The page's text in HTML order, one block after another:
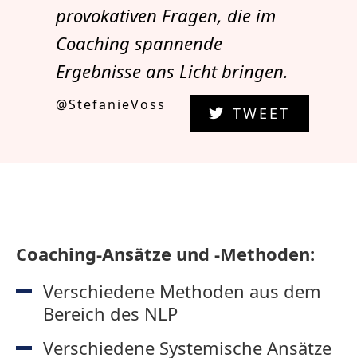
provokativen Fragen, die im
Coaching spannende
Ergebnisse ans Licht bringen.
@StefanieVoss TWEET
Coaching-Ansätze und -Methoden:
Verschiedene Methoden aus dem
Bereich des NLP
Verschiedene Systemische Ansätze